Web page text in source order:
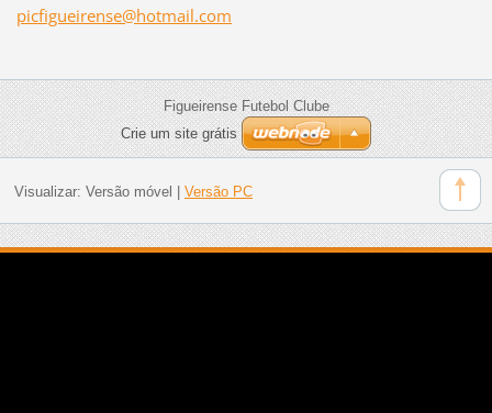
picfigueirense@hotmail.com
Figueirense Futebol Clube
Crie um site grátis
Visualizar: Versão móvel Versão PC